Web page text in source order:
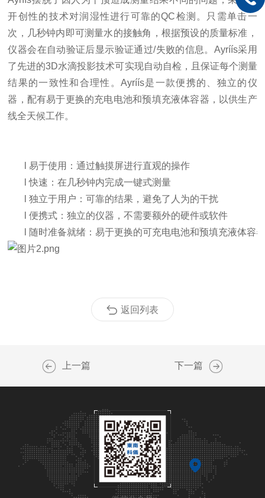
开创性的技术对润湿性进行可靠的QC检测。只需单击一
次，几秒钟内即可测量水的接触角，根据预设的质量标准，
仪器会在自动验证后显示验证通过/失败的信息。 Ayríís采用
了先进的3D水滴投影技术可实现自动自检，且保证每个测量
结果的一致性和合理性。 Ayríís是一款便携的、独立的仪
器，配有易于更换的充电电池和预填充液体容器，以供生产
线全天候工作。
l易于使用：通过触摸屏进行直观的操作
l快速：在几秒钟内完成一键式测量
l独立于用户：可靠的结果，避免了人为的干扰
l便携式：独立的仪器，不需要额外的硬件或软件
随时准备就绪：易于更换的可充电电池和预填充液体容
返回列表
上一篇 下一篇